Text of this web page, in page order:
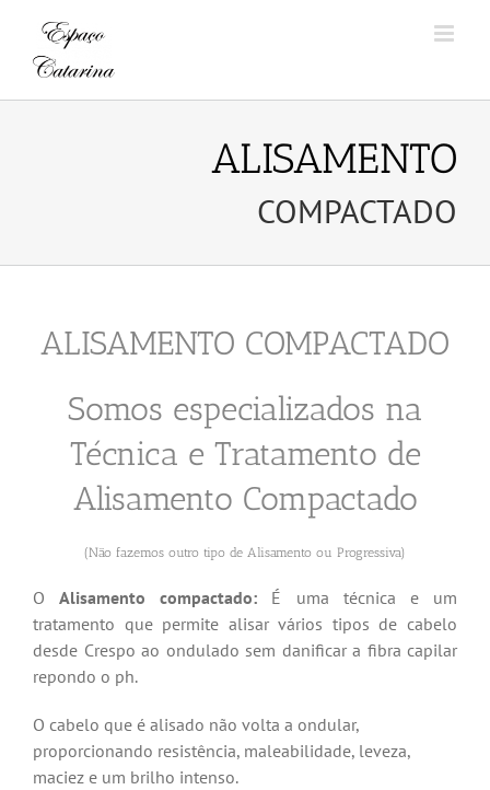
content
ALISAMENTO
COMPACTADO
ALISAMENTO COMPACTADO
Somos especializados na
Técnica e Tratamento de
Alisamento Compactado
(Não fazemos outro tipo de Alisamento ou Progressiva)
OAlisamento compactado: É uma técnica e um
tratamento que permite alisar vários tipos de cabelo
desde Crespo ao ondulado sem danificar a fibra capilar
repondo o ph.
O cabelo que é alisado não volta a ondular,
proporcionando resistência, maleabilidade, leveza,
maciez e um brilho intenso.